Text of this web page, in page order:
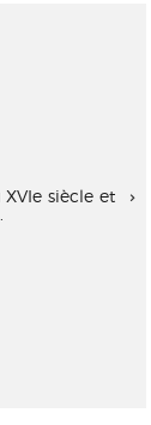
siècle et